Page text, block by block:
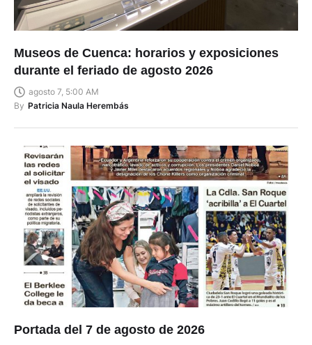
Museos de Cuenca: horarios y exposiciones
durante el feriado de agosto 2026
agosto 7, 5:00 AM
By Patricia Naula Herembás
Portada del 7 de agosto de 2026